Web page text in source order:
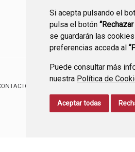
Si acepta pulsando el
pulsa el botón
se guardarán las
preferencias acceda al
Puede consultar más
nuestra Política de
Aceptar todas
ACTUALIDAD